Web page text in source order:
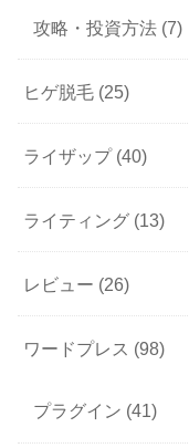
攻略・投資方法 (7)
ヒゲ脱毛 (25)
ライザップ (40)
ライティング (13)
レビュー (26)
ワードプレス (98)
プラグイン (41)